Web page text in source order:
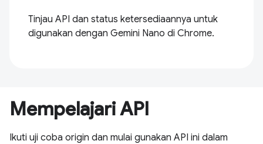
Tinjau API dan status ketersediaannya untuk
digunakan dengan Gemini Nano di Chrome.
Mempelajari API
Ikuti uji coba origin dan mulai gunakan API ini dalam